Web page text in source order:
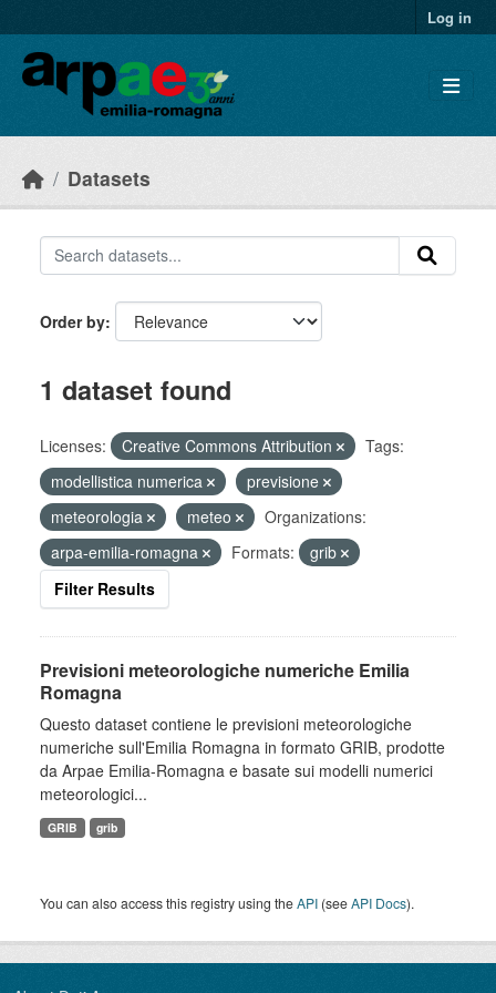
Log in
Datasets
Order by
1 dataset found
Licenses: Creative Commons Attribution
Tags:
modellistica numerica
previsione
meteorologia
meteo
Organizations:
arpa-emilia-romagna
Formats:
grib
Filter Results
Previsioni meteorologiche numeriche Emilia
Romagna
Questo dataset contiene le previsioni meteorologiche
numeriche sull'Emilia Romagna in formato GRIB, prodotte
da Arpae Emilia-Romagna e basate sui modelli numerici
meteorologici...
GRIB grib
You can also access this registry using theAPI (seeAPI Docs).